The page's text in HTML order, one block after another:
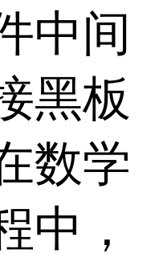
中间
黑板
数学
中，